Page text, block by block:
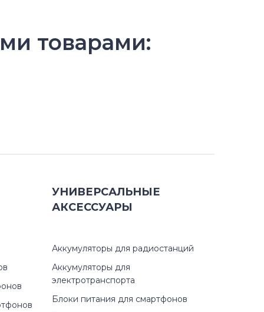
товарами:
УНИВЕРСАЛЬНЫЕ
АКСЕССУАРЫ
Аккумуляторы для радиостанций
Аккумуляторы для
электротранспорта
Блоки питания для смартфонов